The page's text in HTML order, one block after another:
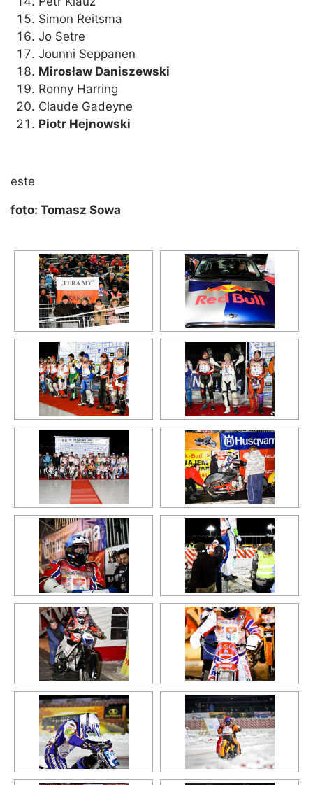
Simon Reitsma
Jo Setre
Jounni Seppanen
Mirosław Daniszewski
Ronny Harring
Claude Gadeyne
Piotr Hejnowski
este
foto: Tomasz Sowa